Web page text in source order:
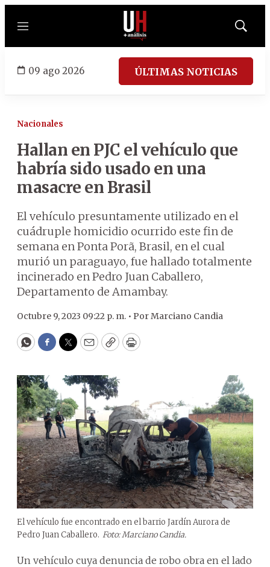
Menú
Mostrar
09 ago 2026 ÚLTIMAS NOTICIAS
Nacionales
Hallan en PJC el vehículo que
habría sido usado en una
masacre en Brasil
El vehículo presuntamente utilizado en el
cuádruple homicidio ocurrido este fin de
semana en Ponta Porã, Brasil, en el cual
murió un paraguayo, fue hallado totalmente
incinerado en Pedro Juan Caballero,
Departamento de Amambay.
Octubre 9, 2023 09:22 p. m. • PorMarciano Candia
WhatsApp
Facebook
Twitter
EmailCopyPrint
El vehículo fue encontrado en el barrio Jardín Aurora de
Pedro Juan Caballero. Foto: Marciano Candia.
Un vehículo cuya denuncia de robo obra en el lado